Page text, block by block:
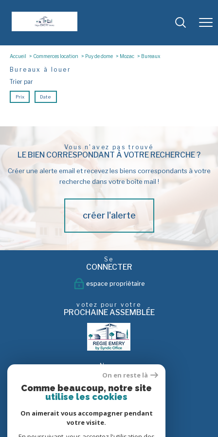
Accueil Commerces location Puy de dome Mozac Bureaux
Bureaux à louer
Trier par
Prix Date
Vous n'avez pas trouvé
LE BIEN CORRESPONDANT À VOTRE RECHERCHE ?
Créer une alerte email et recevez les biens correspondants à votre
recherche dans votre boîte mail !
créer l'alerte
Se
CONNECTER
espace propriétaire
votez pour votre
PROCHAINE ASSEMBLÉE
Nous
SUIVRE
Nous
ADHÉRONS
On en reste là
Comme beaucoup, notre site
utilise les cookies
On aimerait vous accompagner pendant
votre visite.